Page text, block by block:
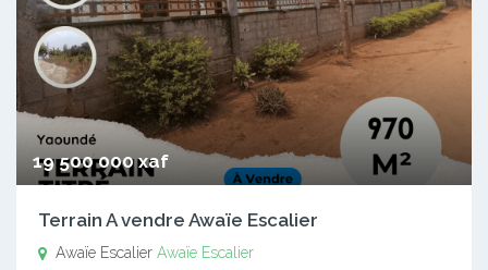
19 500 000 xaf
Terrain A vendre Awaïe Escalier
Awaïe Escalier Awaïe Escalier